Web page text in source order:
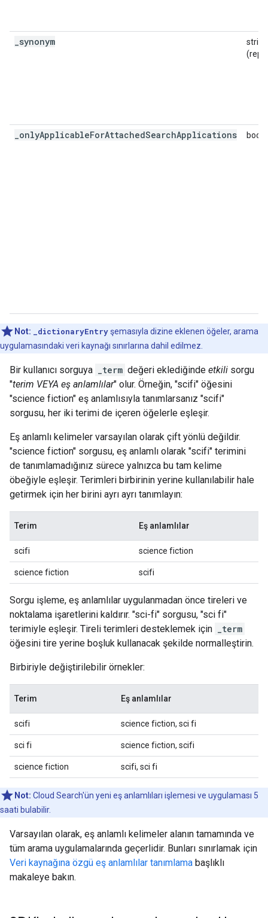
synonym
string
_onlyApplicableForAttachedSearchApplications
Not: _dictionaryEntryşemasıyla dizine eklenen öğeler, arama
uygulamasındaki veri kaynağı sınırlarına dahil edilmez.
Bir kullanıcı sorguya _term değeri eklediğinde etkili sorgu
"terim VEYA eş anlamlılar" olur. Örneğin, "scifi" öğesini
"science fiction" eş anlamlısıyla tanımlarsanız "scifi"
sorgusu, her iki terimi de içeren öğelerle eşleşir.
Eş anlamlı kelimeler varsayılan olarak çift yönlü değildir.
"science fiction" sorgusu, eş anlamlı olarak "scifi" terimini
de tanımlamadığınız sürece yalnızca bu tam kelime
öbeğiyle eşleşir. Terimleri birbirinin yerine kullanılabilir hale
getirmek için her birini ayrı ayrı tanımlayın:
Terim Eş anlamlılar
scifi science fiction
science fiction scifi
Sorgu işleme, eş anlamlılar uygulanmadan önce tireleri ve
noktalama işaretlerini kaldırır. "sci-fi" sorgusu, "sci fi"
terimiyle eşleşir. Tireli terimleri desteklemek için
_term
öğesini tire yerine boşluk kullanacak şekilde normalleştirin.
Birbiriyle değiştirilebilir örnekler:
Terim Eş anlamlılar
scifi science fiction, sci fi
sci fi science fiction, scifi
science fiction scifi, sci fi
Not: Cloud Search'ün yeni eş anlamlıları işlemesi ve uygulaması 5
saati bulabilir.
Varsayılan olarak, eş anlamlı kelimeler alanın tamamında ve
tüm arama uygulamalarında geçerlidir. Bunları sınırlamak için
Veri kaynağına özgü eş anlamlılar tanımlama başlıklı
makaleye bakın.